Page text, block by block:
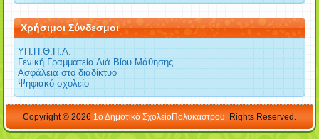
Χρήσιμοι Σύνδεσμοι
ΥΠ.Π.Θ.Π.Α.
Γενική Γραμματεία Διά Βίου Μάθησης
Ασφάλεια στο διαδίκτυο
Ψηφιακό σχολείο
Copyright © 2026 1ο Δημοτικό ΣχολείοΠολυκάστρου Rights Reserved.